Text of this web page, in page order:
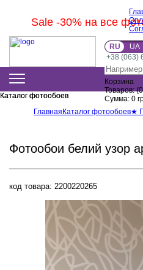
Sale -30% на все
RU
UA
+38 (063)
Корзина
Товаров:(0
Сумма: 0
Каталог фотообоев
Каталог фотообоев
Главная Каталог фотообоев★
Фотообои белий узор
код товара: 2200220265